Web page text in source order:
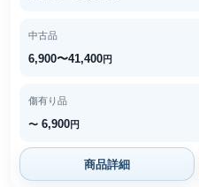
中古品
6,900〜41,400円
傷有り品
〜 6,900円
商品詳細